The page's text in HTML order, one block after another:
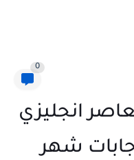
0
انجليزي
شهر